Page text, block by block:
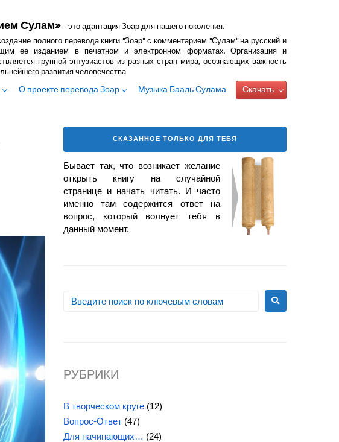
Сулам»– это адаптация Зоар для нашего поколения.
полного перевода книги "Зоар" с комментарием "Сулам" на русский и
ее изданием в печатном и электронном форматах. Организация и
группой энтузиастов из разных стран мира, осознающих важность
развития человечества
О проекте перевода Зоар Музыка Бааль Сулама Скачать
СКАЗАННОЕ ТОЛЬКО ДЛЯ ТЕБЯ
Бывает так, что возникает желание
открыть книгу на случайной
странице и начать читать. И часто
именно там содержится ответ на
вопрос, который волнует тебя в
данный момент.
РУБРИКИ
В творческом круге (12)
Вопрос-Ответ (47)
Для начинающих… (24)